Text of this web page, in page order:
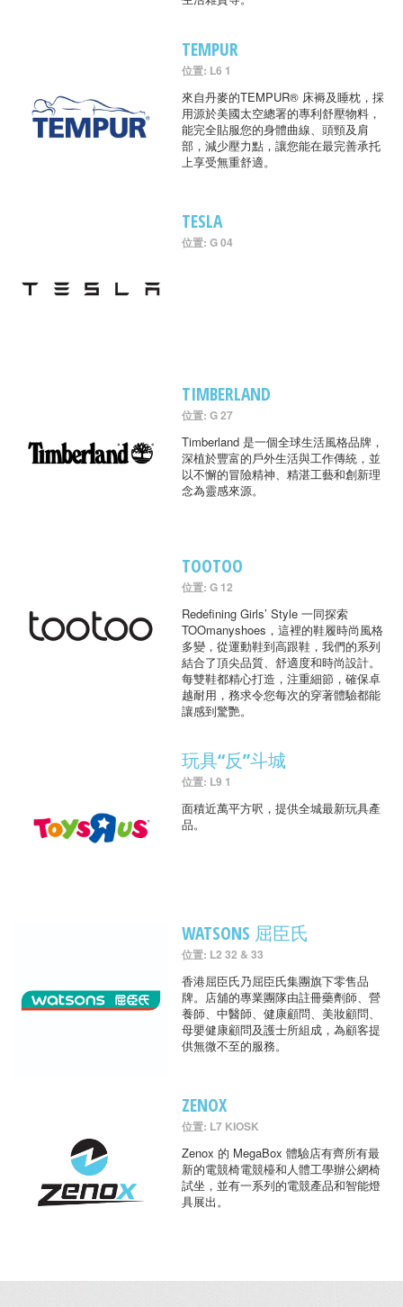
TEMPUR
位置: L6 1
來自丹麥的TEMPUR® 床褥及睡枕，採
用源於美國太空總署的專利舒壓物料，
能完全貼服您的身體曲線、頭頸及肩
部，減少壓力點，讓您能在最完善承托
上享受無重舒適。
TESLA
位置: G 04
TIMBERLAND
位置: G 27
Timberland 是一個全球生活風格品牌，
深植於豐富的戶外生活與工作傳統，並
以不懈的冒險精神、精湛工藝和創新理
念為靈感來源。
TOOTOO
位置: G 12
Redefining Girls’ Style 一同探索
TOOmanyshoes，這裡的鞋履時尚風格
多變，從運動鞋到高跟鞋，我們的系列
結合了頂尖品質、舒適度和時尚設計。
每雙鞋都精心打造，注重細節，確保卓
越耐用，務求令您每次的穿著體驗都能
讓感到驚艷。
玩具“反”斗城
位置: L9 1
面積近萬平方呎，提供全城最新玩具產
品。
WATSONS 屈臣氏
位置: L2 32 & 33
香港屈臣氏乃屈臣氏集團旗下零售品
牌。店舖的專業團隊由註冊藥劑師、營
養師、中醫師、健康顧問、美妝顧問、
母嬰健康顧問及護士所組成，為顧客提
供無微不至的服務。
ZENOX
位置: L7 KIOSK
Zenox 的 MegaBox 體驗店有齊所有最
新的電競椅電競檯和人體工學辦公網椅
試坐，並有一系列的電競產品和智能燈
具展出。